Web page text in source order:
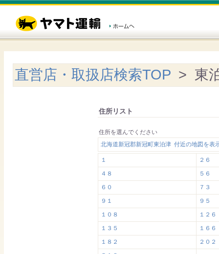
直営店・取扱店検索TOP > 東
住所リスト
住所を選んでください
北海道新冠郡新冠町東泊津 付近の地図を表
１
２６
４８
５６
６０
７３
９１
９５
１０８
１２６
１３５
１６６
１８２
２０２